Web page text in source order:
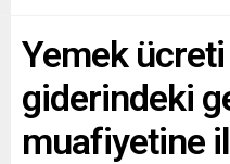
Yemek ücreti
giderindeki
muafiyetine